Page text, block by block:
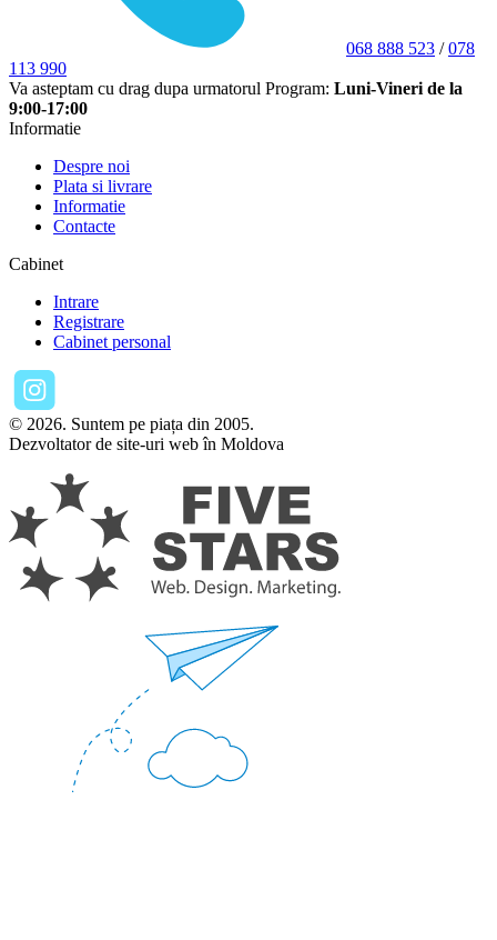
068 888 523 /078
113 990
Va asteptam cu drag dupa urmatorul Program: Luni-Vineri de la
9:00-17:00
Informatie
Despre noi
Plata si livrare
Informatie
Contacte
Cabinet
Intrare
Registrare
Cabinet personal
© 2026. Suntem pe piața din 2005.
Dezvoltator de site-uri web în Moldova